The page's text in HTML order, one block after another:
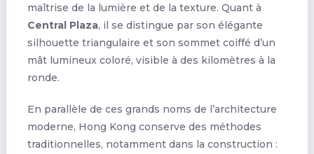
maîtrise de la lumière et de la texture. Quant à
Central Plaza, il se distingue par son élégante
silhouette triangulaire et son sommet coiffé d’un
mât lumineux coloré, visible à des kilomètres à la
ronde.
En parallèle de ces grands noms de l’architecture
moderne, Hong Kong conserve des méthodes
traditionnelles, notamment dans la construction :